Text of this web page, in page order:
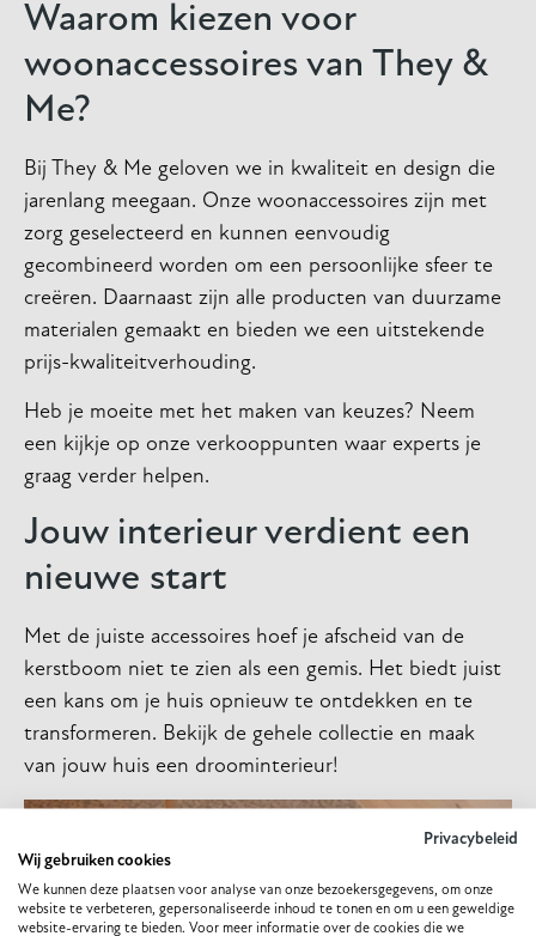
Waarom kiezen voor
woonaccessoires van They &
Me?
Bij They & Me geloven we in kwaliteit en design die
jarenlang meegaan. Onze woonaccessoires zijn met
zorg geselecteerd en kunnen eenvoudig
gecombineerd worden om een persoonlijke sfeer te
creëren. Daarnaast zijn alle producten van duurzame
materialen gemaakt en bieden we een uitstekende
prijs-kwaliteitverhouding.
Heb je moeite met het maken van keuzes? Neem
een kijkje op onze verkooppunten waar experts je
graag verder helpen.
Jouw interieur verdient een
nieuwe start
Met de juiste accessoires hoef je afscheid van de
kerstboom niet te zien als een gemis. Het biedt juist
een kans om je huis opnieuw te ontdekken en te
transformeren. Bekijk de gehele collectie en maak
van jouw huis een droominterieur!
Privacybeleid
Wij gebruiken cookies
We kunnen deze plaatsen voor analyse van onze bezoekersgegevens, om onze
website te verbeteren, gepersonaliseerde inhoud te tonen en om u een geweldige
website-ervaring te bieden. Voor meer informatie over de cookies die we